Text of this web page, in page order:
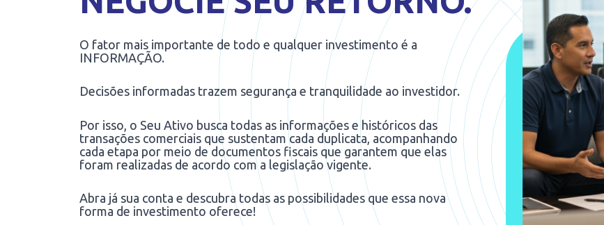
O fator mais importante de todo e qualquer investimento é a
INFORMAÇÃO.
Decisões informadas trazem segurança e tranquilidade ao investidor.
Por isso, o Seu Ativo busca todas as informações e históricos das
transações comerciais que sustentam cada duplicata, acompanhando
cada etapa por meio de documentos fiscais que garantem que elas
foram realizadas de acordo com a legislação vigente.
Abra já sua conta e descubra todas as possibilidades que essa nova
forma de investimento oferece!